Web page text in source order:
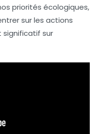
priorités écologiques,
sur les actions
sur